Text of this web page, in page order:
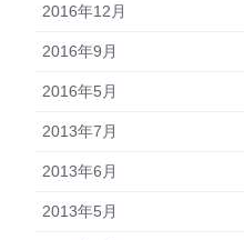
2016年12月
2016年9月
2016年5月
2013年7月
2013年6月
2013年5月